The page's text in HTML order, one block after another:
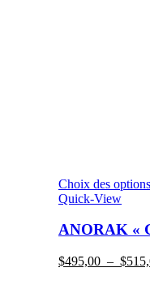
Choix des options
Quick-View
ANORAK «
$495,00 – $